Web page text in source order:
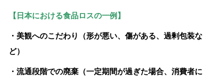
【日本における食品ロスの一例】
・美観へのこだわり（形が悪い、傷がある、過剰包装な
ど）
・流通段階での廃棄（一定期間が過ぎた場合、消費者に